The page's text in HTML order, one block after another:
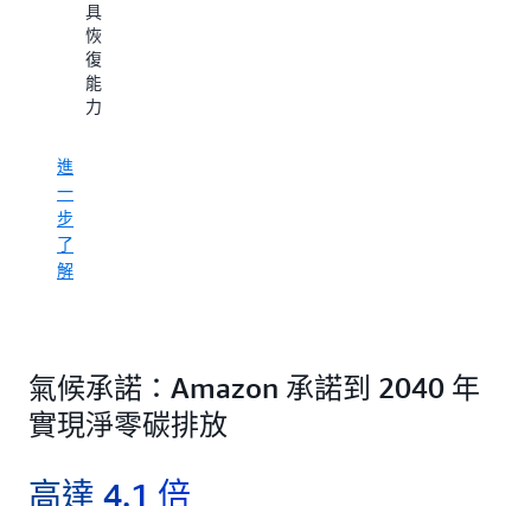
具
恢
復
能
力。
進
一
步
了
解
氣候承諾：Amazon 承諾到 2040 年
實現淨零碳排放
高達 4.1 倍